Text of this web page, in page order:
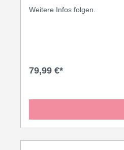
Weitere Infos folgen.
79,99 €*